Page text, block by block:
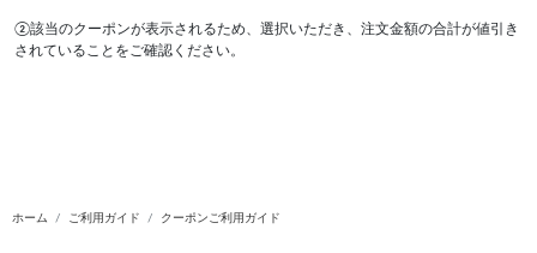
②該当のクーポンが表示されるため、選択いただき、注文金額の合計が値引き
されていることをご確認ください。
ホーム ご利用ガイド クーポンご利用ガイド